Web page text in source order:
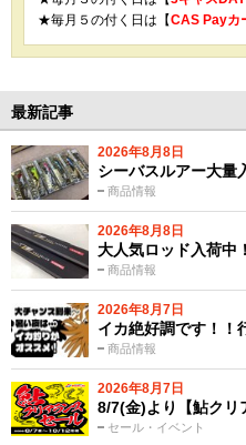
★毎月５の付く日は【CAS Payカ
最新記事
2026年8月8日
商品情報
シーバスルアー大量
2026年8月8日
商品情報
大人気ロッド入荷中
2026年8月7日
商品情報
イカ絶好調です！！
2026年8月7日
セール・イベント
8/7(金)より【鮎クリ